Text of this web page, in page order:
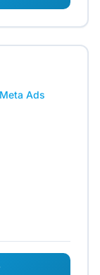
Ads